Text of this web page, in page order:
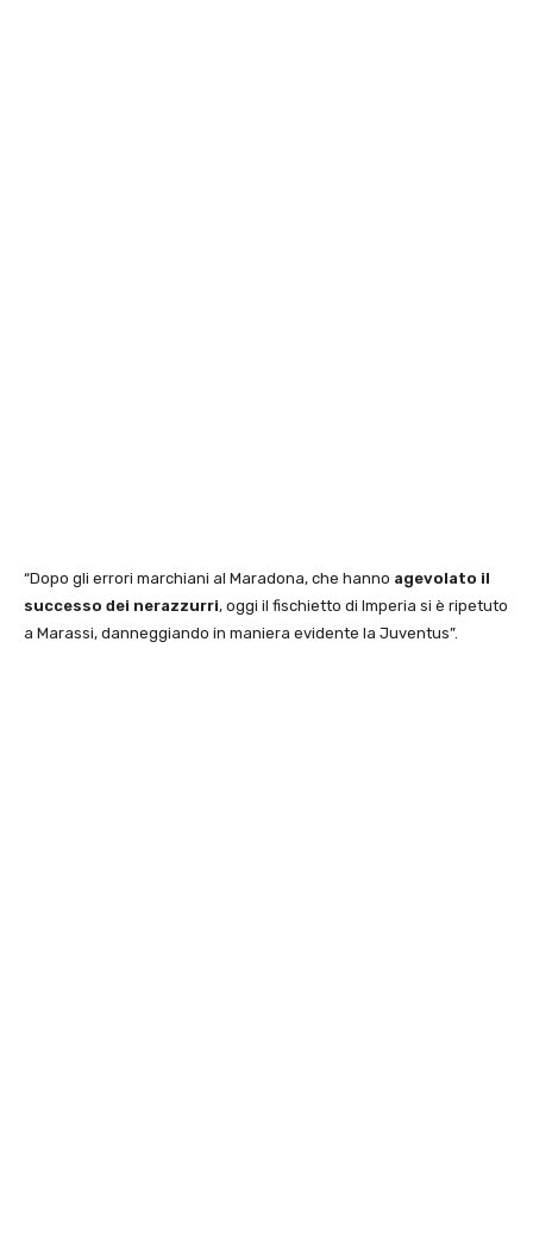
“Dopo gli errori marchiani al Maradona, che hanno agevolato il
successo dei nerazzurri, oggi il fischietto di Imperia si è ripetuto
a Marassi, danneggiando in maniera evidente la Juventus”.